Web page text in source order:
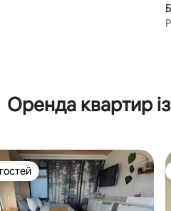
відгуки: 135
Оренда квартир
гостей